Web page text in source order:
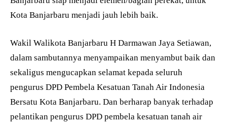
Kota Banjarbaru menjadi jauh lebih baik.
Wakil Walikota Banjarbaru H Darmawan Jaya Setiawan,
dalam sambutannya menyampaikan menyambut baik dan
sekaligus mengucapkan selamat kepada seluruh
pengurus DPD Pembela Kesatuan Tanah Air Indonesia
Bersatu Kota Banjarbaru. Dan berharap banyak terhadap
pelantikan pengurus DPD pembela kesatuan tanah air